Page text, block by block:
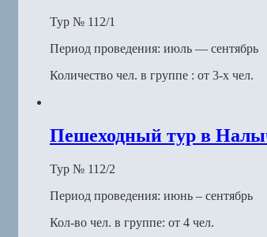
Тур № 112/1
Период проведения: июль — сентябрь
Количество чел. в группе : от 3-х чел.
Пешеходный тур в
Тур № 112/2
Период проведения: июнь – сентябрь
Кол-во чел. в группе: от 4 чел.